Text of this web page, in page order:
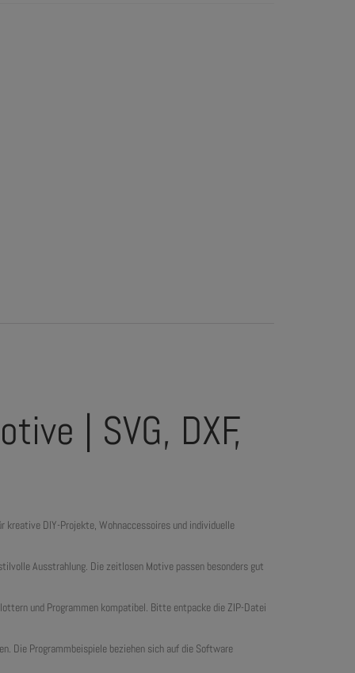
| SVG, DXF,
DIY-Projekte, Wohnaccessoires und individuelle
Ausstrahlung. Die zeitlosen Motive passen besonders gut
und Programmen kompatibel. Bitte entpacke die ZIP-Datei
Die Programmbeispiele beziehen sich auf die Software